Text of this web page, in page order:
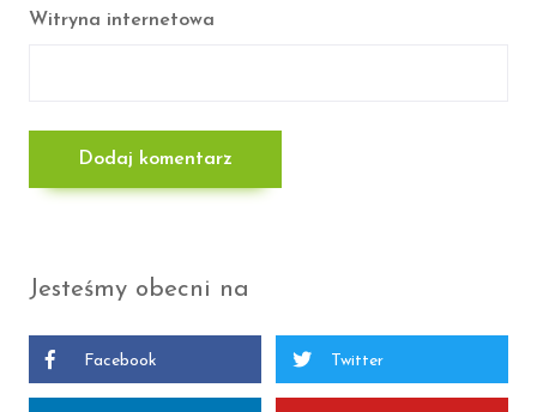
Witryna internetowa
Jesteśmy obecni na
Facebook Twitter